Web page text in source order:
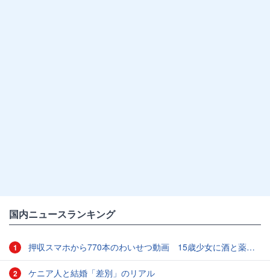
国内ニュースランキング
1 押収スマホから770本のわいせつ動画 15歳少女に酒と薬飲ませ性的暴行か 54歳男を再逮捕 「薬もありますよ」とSNSで誘い出し
2 ケニア人と結婚「差別」のリアル